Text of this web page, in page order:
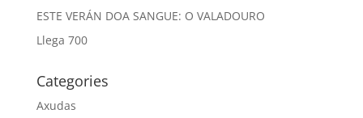
ESTE VERÁN DOA SANGUE: O VALADOURO
Llega 700
Categories
Axudas